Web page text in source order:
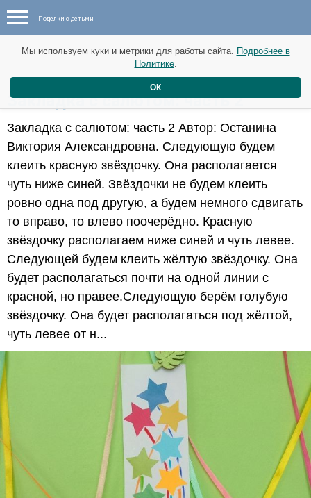
Поделки с детьми
​Закладка с салютом: часть 2
Закладка с салютом: часть 2 Автор: Останина
Виктория Александровна. Следующую будем
клеить красную звёздочку. Она располагается
чуть ниже синей. Звёздочки не будем клеить
ровно одна под другую, а будем немного сдвигать
то вправо, то влево поочерёдно. Красную
звёздочку располагаем ниже синей и чуть левее.
Следующей будем клеить жёлтую звёздочку. Она
будет располагаться почти на одной линии с
красной, но правее.Следующую берём голубую
звёздочку. Она будет располагаться под жёлтой,
чуть левее от н...
Мы используем куки и метрики для работы сайта. Подробнее в
Политике.
ОК